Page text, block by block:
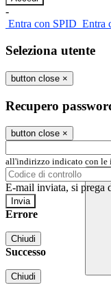
-
Entra con SPID Entra
Seleziona utente
button close ×
Recupero
button close ×
all'indirizzo indicato con le
E-mail inviata, si prega
Errore
Chiudi
Successo
Chiudi